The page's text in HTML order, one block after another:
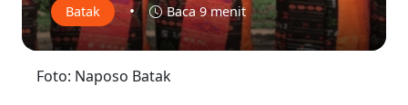
Batak • Baca 9 menit
Foto: Naposo Batak